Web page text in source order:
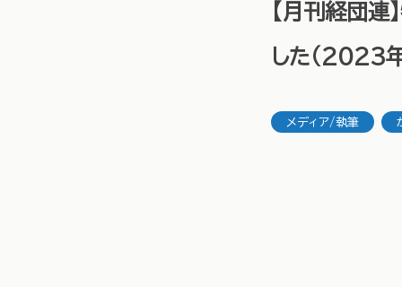
【月刊経団連
した（2023
メディア/執筆